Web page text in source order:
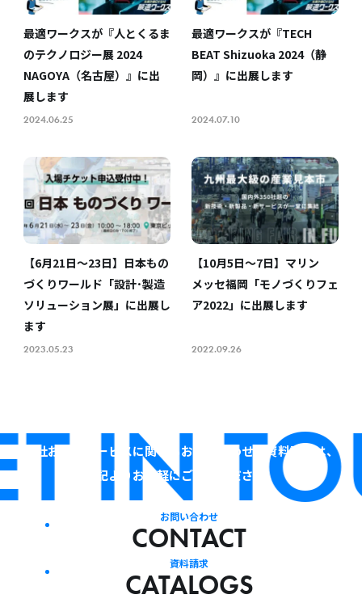
最適ワークスが『人とくるま
のテクノロジー展 2024
NAGOYA（名古屋）』に出
展します
2024.06.25
最適ワークスが『TECH
BEAT Shizuoka 2024（静
岡）』に出展します
2024.07.10
【6月21日～23日】日本もの
づくりワールド「設計･製造
ソリューション展」に出展し
ます
2023.05.23
【10月5日～7日】マリン
メッセ福岡「モノづくりフェ
ア2022」に出展します
2022.09.26
当社およびサービスに関するお問い合わせ・資料請求は、
下記よりお気軽にご連絡ください。
お問い合わせ
CONTACT
資料請求
CATALOGS
IN